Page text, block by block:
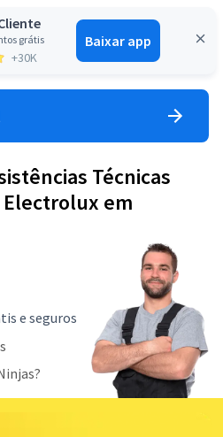
grátis
+30K
Baixar app
Entrar
Técnicas
em
e seguros